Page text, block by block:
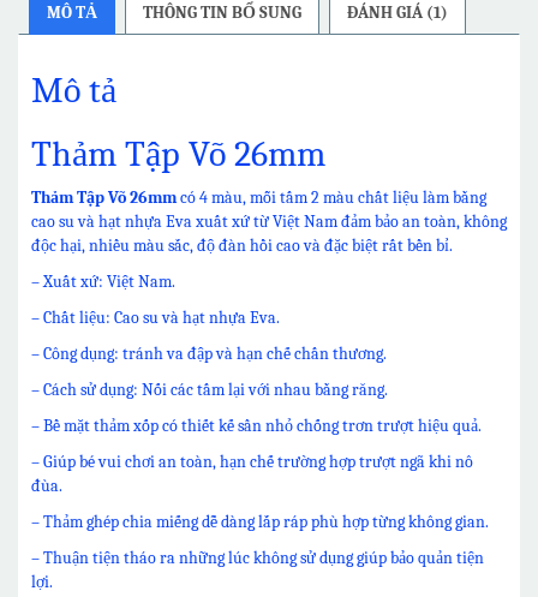
MÔ TẢ THÔNG TIN BỔ SUNG ĐÁNH GIÁ (1)
Mô tả
Thảm Tập Võ 26mm
Thảm Tập Võ 26mmcó 4 màu, mỗi tấm 2 màu chất liệu làm bằng
cao su và hạt nhựa Eva xuất xứ từ Việt Nam đảm bảo an toàn, không
độc hại, nhiều màu sắc, độ đàn hồi cao và đặc biệt rất bền bỉ.
– Xuất xứ: Việt Nam.
– Chất liệu: Cao su và hạt nhựa Eva.
– Công dụng: tránh va đập và hạn chế chấn thương.
– Cách sử dụng: Nối các tấm lại với nhau bằng răng.
– Bề mặt thảm xốp có thiết kế sần nhỏ chống trơn trượt hiệu quả.
– Giúp bé vui chơi an toàn, hạn chế trường hợp trượt ngã khi nô
đùa.
– Thảm ghép chia miếng dễ dàng lắp ráp phù hợp từng không gian.
– Thuận tiện tháo ra những lúc không sử dụng giúp bảo quản tiện
lợi.